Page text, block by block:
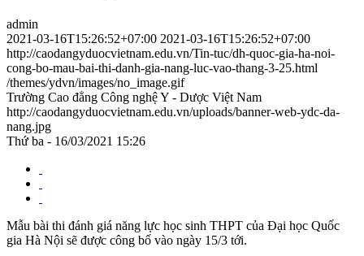
admin
2021-03-16T15:26:52+07:00 2021-03-16T15:26:52+07:00
http://caodangyduocvietnam.edu.vn/Tin-tuc/dh-quoc-gia-ha-noi-
cong-bo-mau-bai-thi-danh-gia-nang-luc-vao-thang-3-25.html
/themes/ydvn/images/no_image.gif
Trường Cao đẳng Công nghệ Y - Dược Việt Nam
http://caodangyduocvietnam.edu.vn/uploads/banner-web-ydc-da-
nang.jpg
Thứ ba - 16/03/2021 15:26
Mẫu bài thi đánh giá năng lực học sinh THPT của Đại học Quốc
gia Hà Nội sẽ được công bố vào ngày 15/3 tới.